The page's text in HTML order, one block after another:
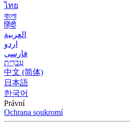
ไทย
বাংলা
हिंदी
العربية
اردو
فارسی
עִברִית
中文 (简体)
日本語
한국어
Právní
Ochrana soukromí